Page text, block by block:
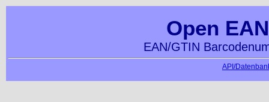
Open
EAN/GTIN
API/